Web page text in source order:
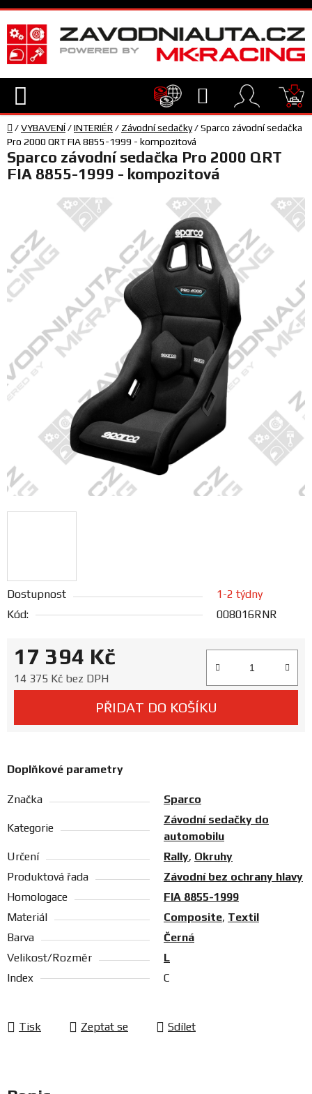
Přejít
na
obsah
Hledat
TECHNIKA
VYBAVENÍ
TÝM
A
SERVIS
FANOUŠCI
Profil
firmy
Obchodní
podmínky
Doprava
a
katalogy
Domů
/VYBAVENÍ/INTERIÉR / Závodní sedačky/Sparco závodní sedačka
Pro 2000 QRT FIA 8855-1999 - kompozitová
Dostupnost
1-2 týdny
Kód:
008016RNR
17 394 Kč
14 375 Kč bez DPH
PŘIDAT DO KOŠÍKU
Doplňkové parametry
Značka Sparco
Kategorie
Závodní sedačky do
automobilu
Určení
Rally, Okruhy
Produktová řada
Závodní bez ochrany hlavy
Homologace
FIA 8855-1999
Materiál
Composite, Textil
Barva
Černá
Velikost/Rozměr
L
Index
C
Tisk Zeptat se Sdílet
Sparco závodní sedačka Pro 2000 QRT
FIA 8855-1999 - kompozitová